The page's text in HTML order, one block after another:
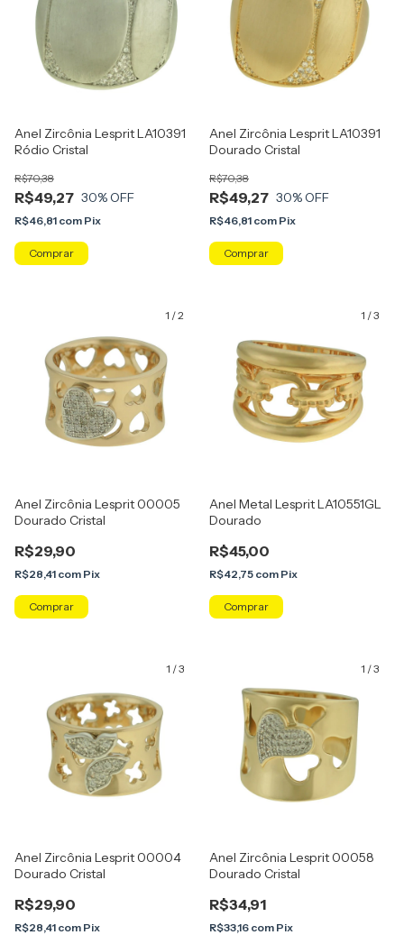
Anel Zircônia Lesprit LA10391
Ródio Cristal
R$49,27
R$70,38
30% OFF
R$46,81 com Pix
Comprar
Anel Zircônia Lesprit LA10391
Dourado Cristal
R$49,27
R$70,38
30% OFF
R$46,81 com Pix
Comprar
1 /2
Anel Zircônia Lesprit 00005
Dourado Cristal
R$29,90
R$28,41 com Pix
Comprar
1 /3
Anel Metal Lesprit LA10551GL
Dourado
R$45,00
R$42,75 com Pix
Comprar
1 /3
Anel Zircônia Lesprit 00004
Dourado Cristal
R$29,90
R$28,41 com Pix
1 /3
Anel Zircônia Lesprit 00058
Dourado Cristal
R$34,91
R$33,16 com Pix